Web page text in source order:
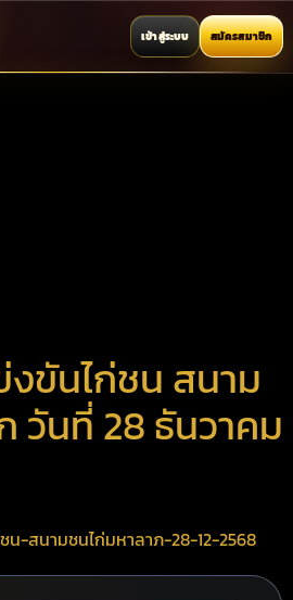
เข้าสู่ระบบ สมัครสมาชิก
งขันไก่ชน สนาม
วันที่ 28 ธันวาคม